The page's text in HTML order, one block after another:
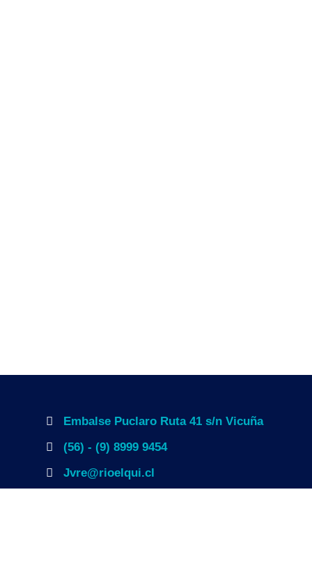
Embalse Puclaro Ruta 41 s/n Vicuña
(56) - (9) 8999 9454
Jvre@rioelqui.cl